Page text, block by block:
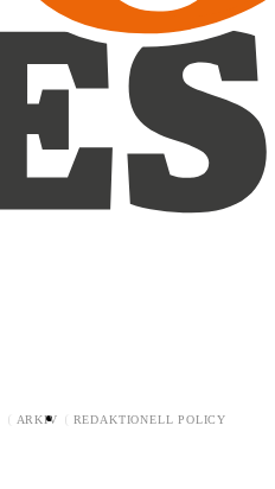
ARKIV REDAKTIONELL POLICY